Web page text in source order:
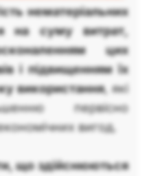
нематеріальних
на суму витрат,
цих
і підвищенням їх
використання, які
первісно
вигод.
що здійснюються